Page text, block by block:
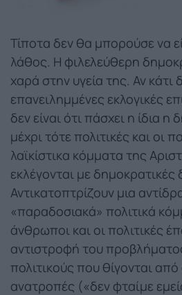
Τίποτα δεν θα μπορούσε να
λάθος. Η φιλελεύθερη
χαρά στην υγεία της. Αν κάτι
επανειλημμένες εκλογικές
δεν είναι ότι πάσχει η ίδια η
μέχρι τότε πολιτικές και οι
λαϊκίστικα κόμματα της
εκλέγονται με δημοκρατικές
Αντικατοπτρίζουν μια
«παραδοσιακά» πολιτικά
άνθρωποι και οι πολιτικές
αντιστροφή του
πολιτικούς που θίγονται από
ανατροπές («δεν φταίμε